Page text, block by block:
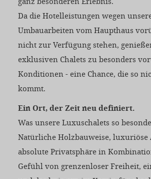
Da die Hotelleistungen wegen
Umbauarbeiten vom Haupthaus
nicht zur Verfügung stehen,
exklusiven Chalets zu besonders
Konditionen - eine Chance, die so
kommt.
Ein Ort, der Zeit neu definiert.
Was unsere Luxuschalets so
Natürliche Holzbauweise, luxuriöse
absolute Privatsphäre in
Gefühl von grenzenloser Freiheit,